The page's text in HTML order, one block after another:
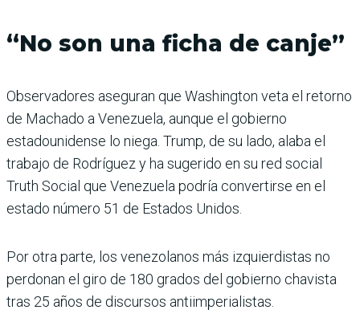
“No son una ficha de canje”
Observadores aseguran que Washington veta el retorno
de Machado a Venezuela, aunque el gobierno
estadounidense lo niega. Trump, de su lado, alaba el
trabajo de Rodríguez y ha sugerido en su red social
Truth Social que Venezuela podría convertirse en el
estado número 51 de Estados Unidos.
Por otra parte, los venezolanos más izquierdistas no
perdonan el giro de 180 grados del gobierno chavista
tras 25 años de discursos antiimperialistas.